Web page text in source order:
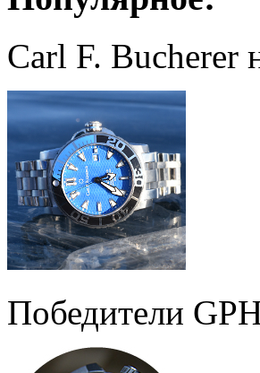
Carl F. Bucherer
Победители